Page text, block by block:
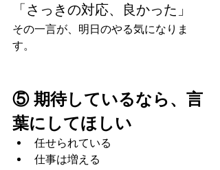
「さっきの対応、良かった」
その一言が、明日のやる気になりま
す。
⑤ 期待しているなら、言
葉にしてほしい
任せられている
仕事は増える